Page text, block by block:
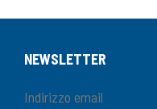
NEWSLETTER